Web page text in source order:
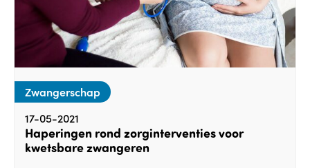
Zwangerschap
17-05-2021
Haperingen rond zorginterventies voor
kwetsbare zwangeren